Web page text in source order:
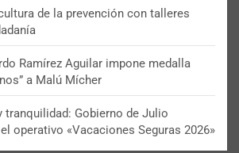
de la prevención con talleres
Ramírez Aguilar impone medalla
a Malú Mícher
tranquilidad: Gobierno de Julio
operativo «Vacaciones Seguras 2026»